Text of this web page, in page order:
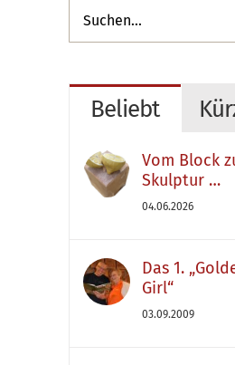
Suche
nach:
Beliebt
Vom Block
Skulptur …
04.06.2026
Das 1.
Girl“
03.09.2009